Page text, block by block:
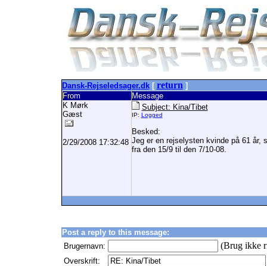
Dansk-Rejseledsager.dk[ return ]
From
Message
K Mørk
Gæst
2/29/2008 17:32:48
Subject: Kina/Tibet
IP: Logged
Besked:
Jeg er en rejselysten kvinde på 61 år,
fra den 15/9 til den 7/10-08.
Post a reply to this message:
Brugernavn:
(Brug ikke
Overskrift: